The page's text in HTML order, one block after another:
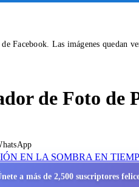
Facebook. Las imágenes quedan
de Foto de
EN LA SOMBRA EN
a más de 2,500 suscriptores